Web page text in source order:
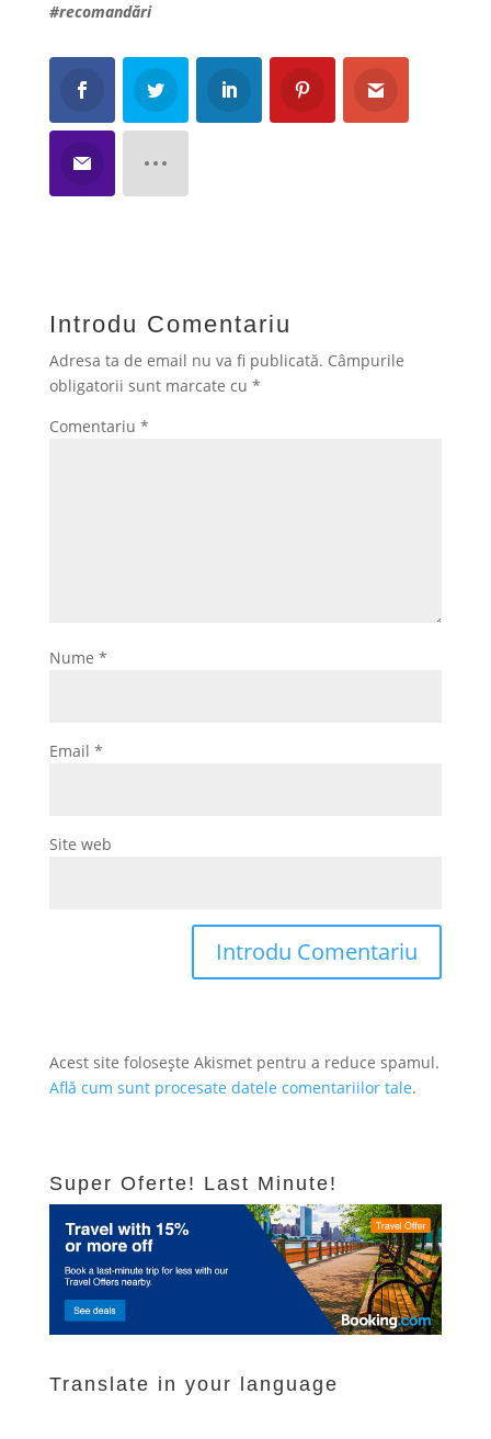
#recomandări
Introdu Comentariu
Adresa ta de email nu va fi publicată. Câmpurile
obligatorii sunt marcate cu *
Comentariu *
Nume *
Email *
Site web
Acest site folosește Akismet pentru a reduce spamul.
Află cum sunt procesate datele comentariilor tale.
Super Oferte! Last Minute!
Translate in your language